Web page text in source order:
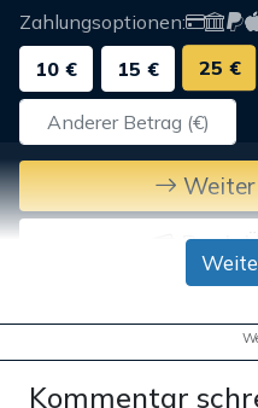
Zahlungsoptionen:
10 €
15 € 25 €
Weiter
Bank-
Kommentar